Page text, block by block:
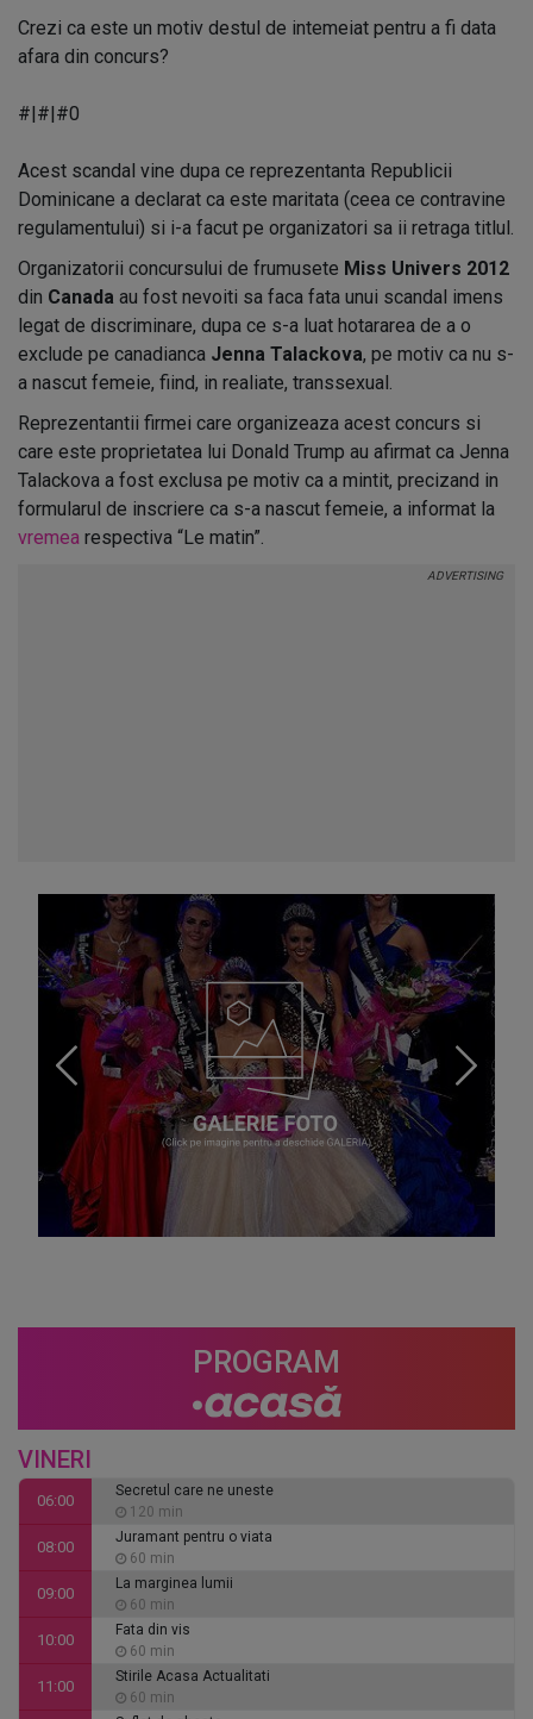
Crezi ca este un motiv destul de intemeiat pentru a fi data
afara din concurs?
#|#|#0
Acest scandal vine dupa ce reprezentanta Republicii
Dominicane a declarat ca este maritata (ceea ce contravine
regulamentului) si i-a facut pe organizatori sa ii retraga titlul.
Organizatorii concursului de frumusete Miss Univers 2012
din Canada au fost nevoiti sa faca fata unui scandal imens
legat de discriminare, dupa ce s-a luat hotararea de a o
exclude pe canadianca Jenna Talackova, pe motiv ca nu s-
a nascut femeie, fiind, in realiate, transsexual.
Reprezentantii firmei care organizeaza acest concurs si
care este proprietatea lui Donald Trump au afirmat ca Jenna
Talackova a fost exclusa pe motiv ca a mintit, precizand in
formularul de inscriere ca s-a nascut femeie, a informat la
vremea respectiva “Le matin”.
PROGRAM
VINERI
06:00
Secretul care ne uneste
120 min
08:00
Juramant pentru o viata
60 min
09:00
La marginea lumii
60 min
10:00
Fata din vis
60 min
11:00
Stirile Acasa Actualitati
60 min